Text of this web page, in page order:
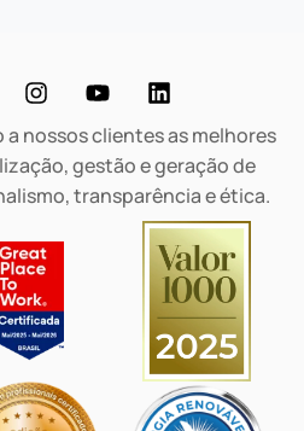
a nossos clientes as melhores
gestão e geração de
transparência e ética.